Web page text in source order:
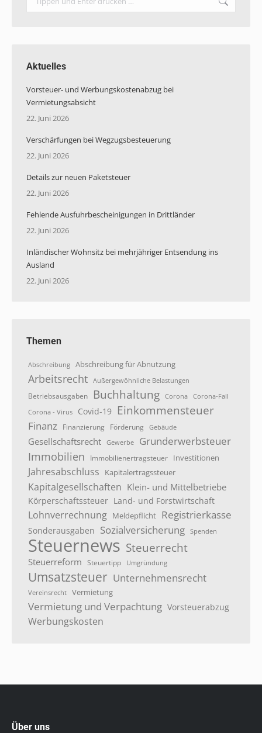
Aktuelles
Vorsteuer- und Werbungskostenabzug bei
Vermietungsabsicht
22. Juni 2026
Verschärfungen bei Wegzugsbesteuerung
22. Juni 2026
Details zur neuen Paketsteuer
22. Juni 2026
Fehlende Ausfuhrbescheinigungen in Drittländer
22. Juni 2026
Inländischer Wohnsitz bei mehrjähriger Entsendung ins
Ausland
22. Juni 2026
Themen
Abschreibung Abschreibung für Abnutzung
Arbeitsrecht Außergewöhnliche Belastungen
Betriebsausgaben Buchhaltung Corona Corona-Fall
Corona - Virus
Covid-19 Einkommensteuer
Finanz Finanzierung Förderung Gebäude
Gesellschaftsrecht Gewerbe Grunderwerbsteuer
Immobilien Immobilienertragsteuer Investitionen
Jahresabschluss Kapitalertragssteuer
Kapitalgesellschaften Klein- und Mittelbetriebe
Körperschaftssteuer Land- und Forstwirtschaft
Lohnverrechnung Meldepflicht Registrierkasse
Sonderausgaben Sozialversicherung Spenden
Steuernews Steuerrecht
Steuerreform Steuertipp Umgründung
Umsatzsteuer Unternehmensrecht
Vereinsrecht Vermietung
Vermietung und Verpachtung Vorsteuerabzug
Werbungskosten
Über uns